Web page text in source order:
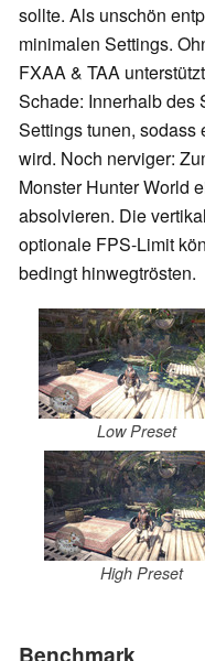
sollte. Als unschön
minimalen Settings.
FXAA & TAA
Schade: Innerhalb des
Settings tunen,
wird. Noch nerviger:
Monster Hunter World
absolvieren. Die
optionale FPS-Limit
bedingt hinwegtrösten.
Low Preset
High Preset
Benchmark